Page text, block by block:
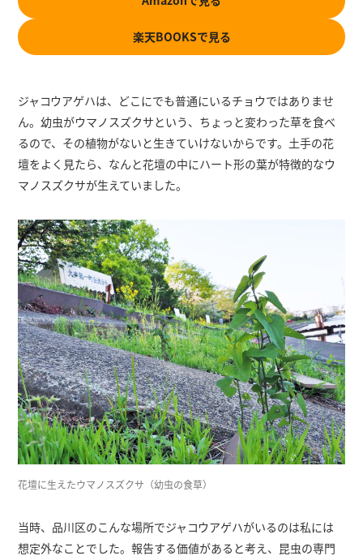
楽天BOOKSで見る
ジャコウアゲハは、どこにでも普通にいるチョウではありませ
ん。幼虫がウマノスズクサという、ちょっと変わった草を食べ
るので、その植物がないと生きていけないからです。土手の花
壇をよく見たら、なんと花壇の中にハート形の葉が特徴的なウ
マノスズクサが生えていました。
花壇に生えたウマノスズクサ（幼虫の食草）
当時、品川区のこんな場所でジャコウアゲハがいるのは私には
想定外なことでした。報告する価値があると考え、昆虫の専門